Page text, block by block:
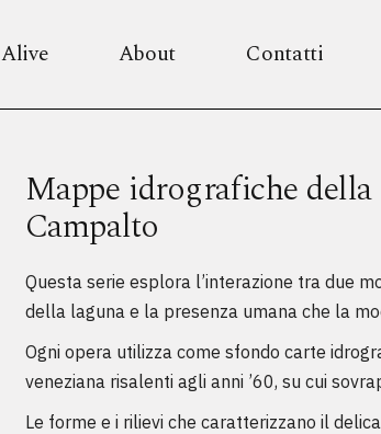
About Contatti
Mappe idrografiche
Campalto
Questa serie esplora l’interazione tra due
della laguna e la presenza umana che la
​Ogni opera utilizza come sfondo carte
veneziana risalenti agli anni ’60, su cui
Le forme e i rilievi che caratterizzano il